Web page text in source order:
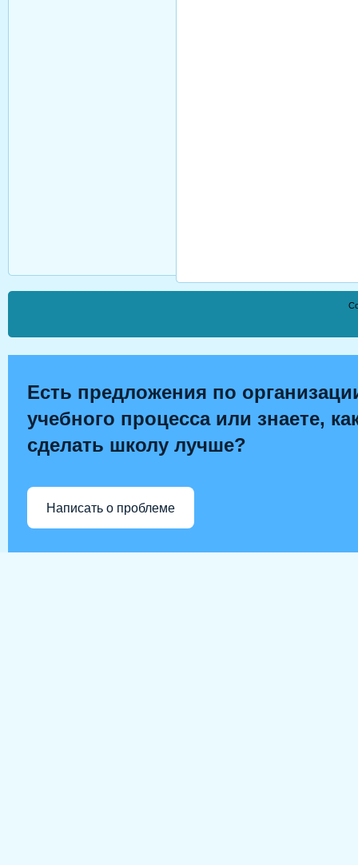
Есть предложения по
учебного процесса или знаете,
сделать школу лучше?
Написать о проблеме